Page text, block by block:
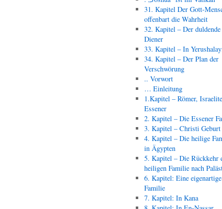
31. Kapitel Der Gott-
offenbart die Wahrheit
32. Kapitel – Der duldende
Diener
33. Kapitel – In
34. Kapitel – Der Plan der
Verschwörung
.. Vorwort
… Einleitung
1.Kapitel – Römer,
Essener
2. Kapitel – Die Essener
3. Kapitel – Christi Geburt
4. Kapitel – Die heilige
in Ägypten
5. Kapitel – Die Rückkehr
heiligen Familie nach
6. Kapitel: Eine eigenartige
Familie
7. Kapitel: In Kana